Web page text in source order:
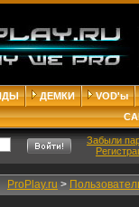
ДЕМКИ
VOD'ы
Забыли
ProPlay.ru >